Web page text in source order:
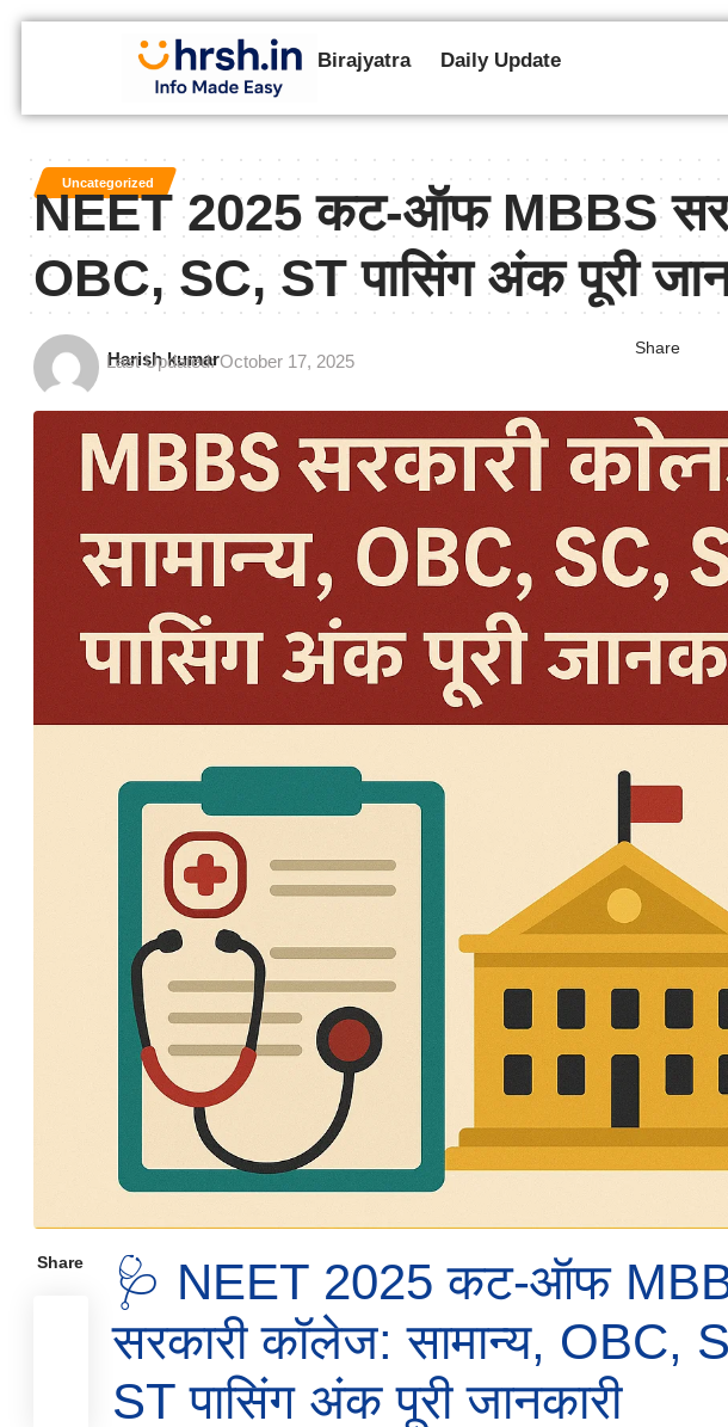
Birajyatra Daily Update
Uncategorized
NEET 2025 कट-ऑफ MBBS
OBC, SC, ST पासिंग अंक पूरी
Harish kumar
Last Updated: October 17, 2025
Share
Share
🩺 NEET 2025 कट-ऑफ
सरकारी कॉलेज: सामान्य, OBC,
ST पासिंग अंक पूरी जानकारी